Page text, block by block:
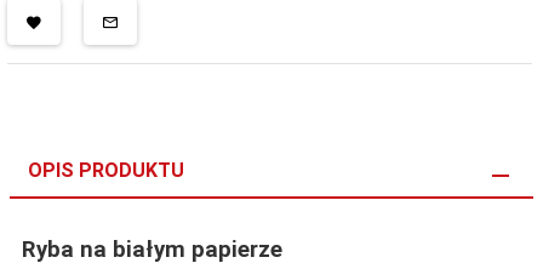
OPIS PRODUKTU
Ryba na białym papierze